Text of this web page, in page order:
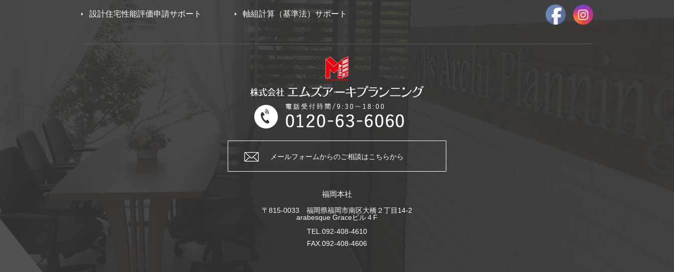
設計住宅性能評価申請サポート 軸組計算（基準法）サポート
メールフォームからのご相談はこちらから
福岡本社
〒815-0033 福岡県福岡市南区大橋２丁目14-2
arabesque Graceビル４F
TEL.092-408-4610
FAX.092-408-4606